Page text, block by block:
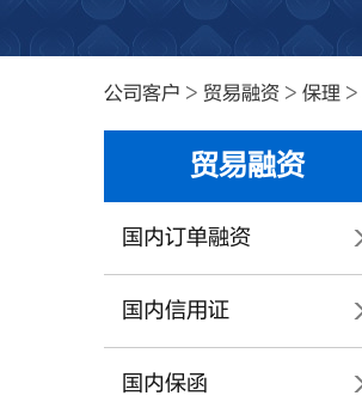
公司客户 > 贸易融资 > 保理 >
贸易融资
国内订单融资
国内信用证
国内保函